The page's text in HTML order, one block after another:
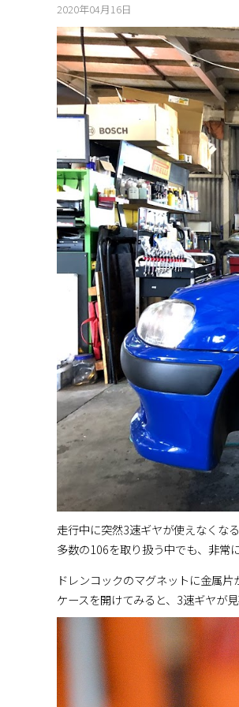
2020年04月16日
走行中に突然3速ギヤが使えなくな
多数の106を取り扱う中でも、非常
ドレンコックのマグネットに金属
ケースを開けてみると、3速ギヤが